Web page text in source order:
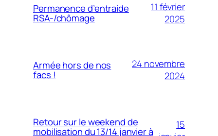
Permanence d’entraide
RSA-/chômage
11 février
2025
Armée hors de nos
facs !
24 novembre
2024
Retour sur le weekend de
mobilisation du 13/14 janvier à
15